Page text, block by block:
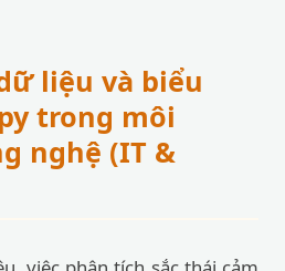
liệu và biểu
trong môi
nghệ (IT &